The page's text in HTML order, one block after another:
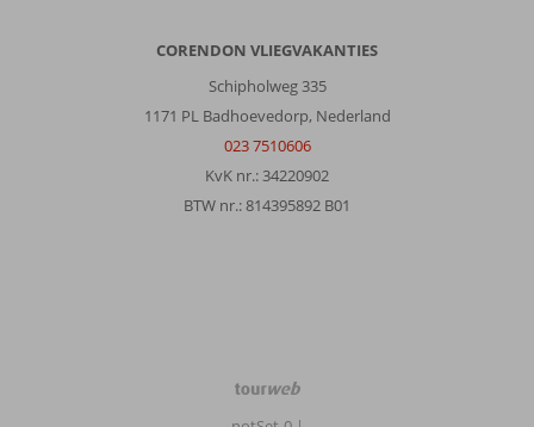
CORENDON VLIEGVAKANTIES
Schipholweg 335
1171 PL Badhoevedorp, Nederland
023 7510606
KvK nr.: 34220902
BTW nr.: 814395892 B01
TourWeb
©